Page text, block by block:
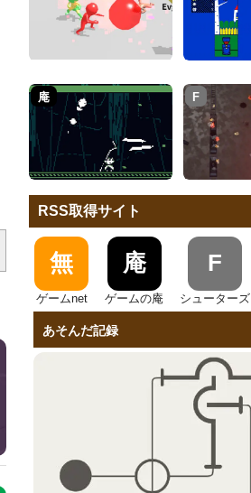
庵 F
RSS取得サイト
無
ゲームnet
庵
ゲームの庵
F
シューターズ
あそんだ記録